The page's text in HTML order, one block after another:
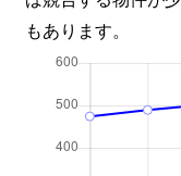
もあります。